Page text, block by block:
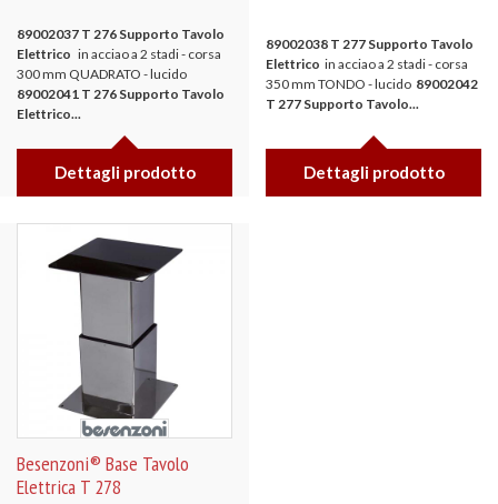
89002037 T 276 Supporto Tavolo
Elettrico in acciao a 2 stadi - corsa
300 mm QUADRATO - lucido
89002041 T 276 Supporto Tavolo
Elettrico...
Dettagli prodotto
89002038 T 277 Supporto Tavolo
Elettrico in acciao a 2 stadi - corsa
350 mm TONDO - lucido 89002042
T 277 Supporto Tavolo...
Dettagli prodotto
Besenzoni® Base Tavolo
Elettrica T 278